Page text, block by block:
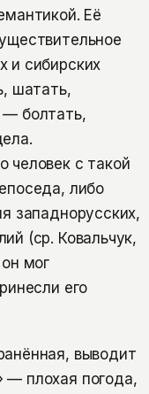
Её
и сибирских
шатать,
— болтать,
человек с такой
либо
западнорусских,
(ср. Ковальчук,
мог
его
выводит
— плохая погода,